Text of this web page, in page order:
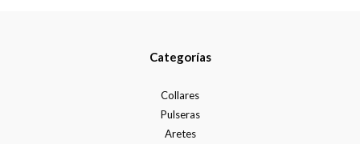
Categorías
Collares
Pulseras
Aretes